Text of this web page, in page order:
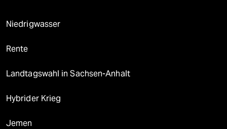
Niedrigwasser
Rente
Landtagswahl in Sachsen-Anhalt
Hybrider Krieg
Jemen